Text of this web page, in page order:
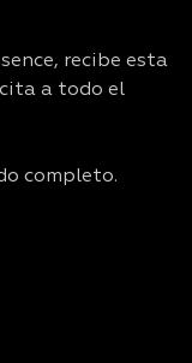
recibe esta
a todo el
completo.